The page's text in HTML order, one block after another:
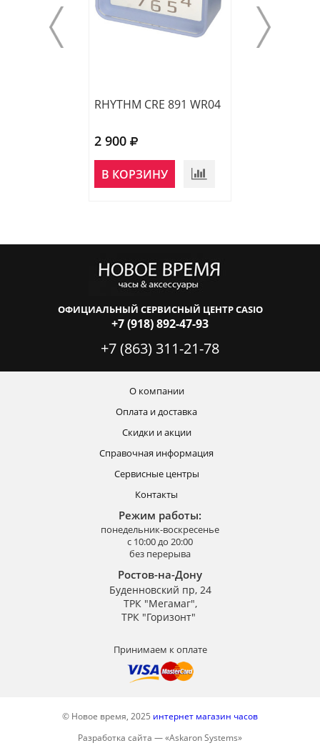
RHYTHM CRE 891 WR04
2 900
В КОРЗИНУ
ОФИЦИАЛЬНЫЙ СЕРВИСНЫЙ ЦЕНТР CASIO
+7 (918) 892-47-93
+7 (863) 311-21-78
О компании
Оплата и доставка
Скидки и акции
Справочная информация
Сервисные центры
Контакты
Режим работы:
понедельник-воскресенье
с 10:00 до 20:00
без перерыва
Ростов-на-Дону
Буденновский пр, 24
ТРК "Мегамаг",
ТРК "Горизонт"
Принимаем к оплате
© Новое время, 2025 интернет магазин часов
Разработка сайта —«Askaron Systems»